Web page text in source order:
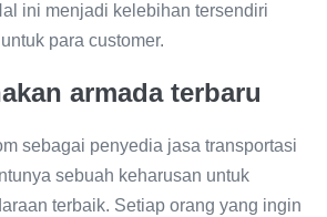
ini menjadi kelebihan tersendiri
para customer.
armada terbaru
sebagai penyedia jasa transportasi
sebuah keharusan untuk
terbaik. Setiap orang yang ingin